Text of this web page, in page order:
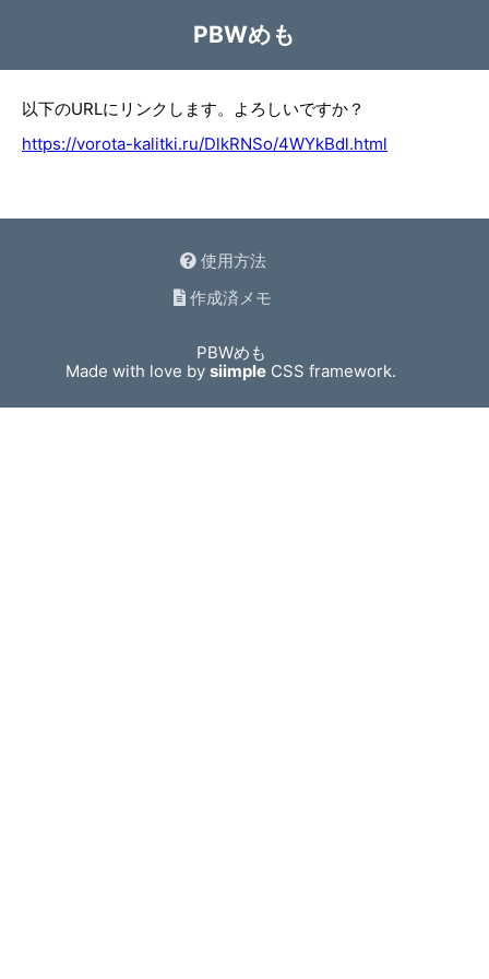
PBWめも
以下のURLにリンクします。よろしいですか？
https://vorota-kalitki.ru/DlkRNSo/4WYkBdl.html
使用方法
作成済メモ
PBWめも
Made with love bysiimple CSS framework.